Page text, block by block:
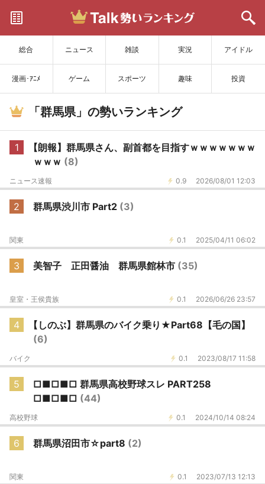
総合 ニュース 雑談 実況 アイドル
漫画･ｱﾆﾒ ゲーム スポーツ 趣味 投資
サイトを更新
「群馬県」の勢いランキング
1
【朗報】群馬県さん、副首都を目指すｗｗｗｗｗｗｗ
ｗｗｗ (8)
0.9 2026/08/01 12:03
ニュース速報
2 群馬県渋川市 Part2 (3)
0.1 2025/04/11 06:02
関東
3 美智子 正田醤油 群馬県館林市 (35)
0.1 2026/06/26 23:57
皇室・王侯貴族
4
【しのぶ】群馬県のバイク乗り★Part68【毛の国】
(6)
0.1 2023/08/17 11:58
バイク
5
□■□■□ 群馬県高校野球スレ PART258
□■□■□ (44)
0.1 2024/10/14 08:24
高校野球
6 群馬県沼田市☆part8 (2)
0.1 2023/07/13 12:13
関東